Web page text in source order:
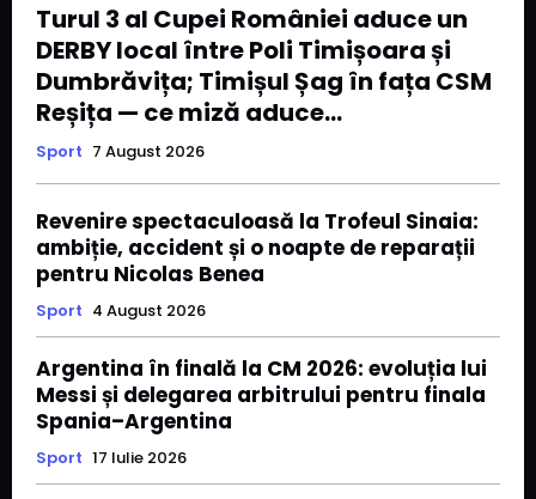
Turul 3 al Cupei României aduce un
DERBY local între Poli Timișoara și
Dumbrăvița; Timișul Șag în fața CSM
Reșița — ce miză aduce...
Sport 7 August 2026
Revenire spectaculoasă la Trofeul Sinaia:
ambiție, accident și o noapte de reparații
pentru Nicolas Benea
Sport 4 August 2026
Argentina în finală la CM 2026: evoluția lui
Messi și delegarea arbitrului pentru finala
Spania–Argentina
Sport 17 Iulie 2026